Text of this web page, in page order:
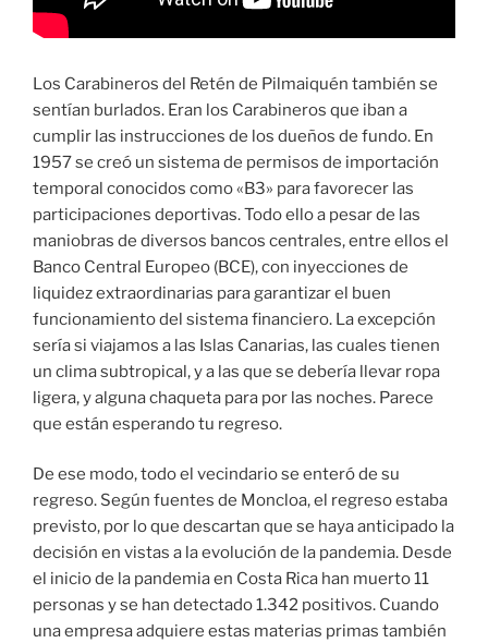
Los Carabineros del Retén de Pilmaiquén también se
sentían burlados. Eran los Carabineros que iban a
cumplir las instrucciones de los dueños de fundo. En
1957 se creó un sistema de permisos de importación
temporal conocidos como «B3» para favorecer las
participaciones deportivas. Todo ello a pesar de las
maniobras de diversos bancos centrales, entre ellos el
Banco Central Europeo (BCE), con inyecciones de
liquidez extraordinarias para garantizar el buen
funcionamiento del sistema financiero. La excepción
sería si viajamos a las Islas Canarias, las cuales tienen
un clima subtropical, y a las que se debería llevar ropa
ligera, y alguna chaqueta para por las noches. Parece
que están esperando tu regreso.
De ese modo, todo el vecindario se enteró de su
regreso. Según fuentes de Moncloa, el regreso estaba
previsto, por lo que descartan que se haya anticipado la
decisión en vistas a la evolución de la pandemia. Desde
el inicio de la pandemia en Costa Rica han muerto 11
personas y se han detectado 1.342 positivos. Cuando
una empresa adquiere estas materias primas también